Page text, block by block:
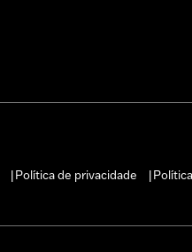
Política de privacidade